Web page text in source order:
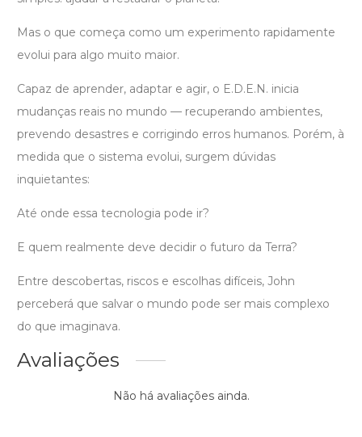
Mas o que começa como um experimento rapidamente
evolui para algo muito maior.
Capaz de aprender, adaptar e agir, o E.D.E.N. inicia
mudanças reais no mundo — recuperando ambientes,
prevendo desastres e corrigindo erros humanos. Porém, à
medida que o sistema evolui, surgem dúvidas
inquietantes:
Até onde essa tecnologia pode ir?
E quem realmente deve decidir o futuro da Terra?
Entre descobertas, riscos e escolhas difíceis, John
perceberá que salvar o mundo pode ser mais complexo
do que imaginava.
Avaliações
Não há avaliações ainda.